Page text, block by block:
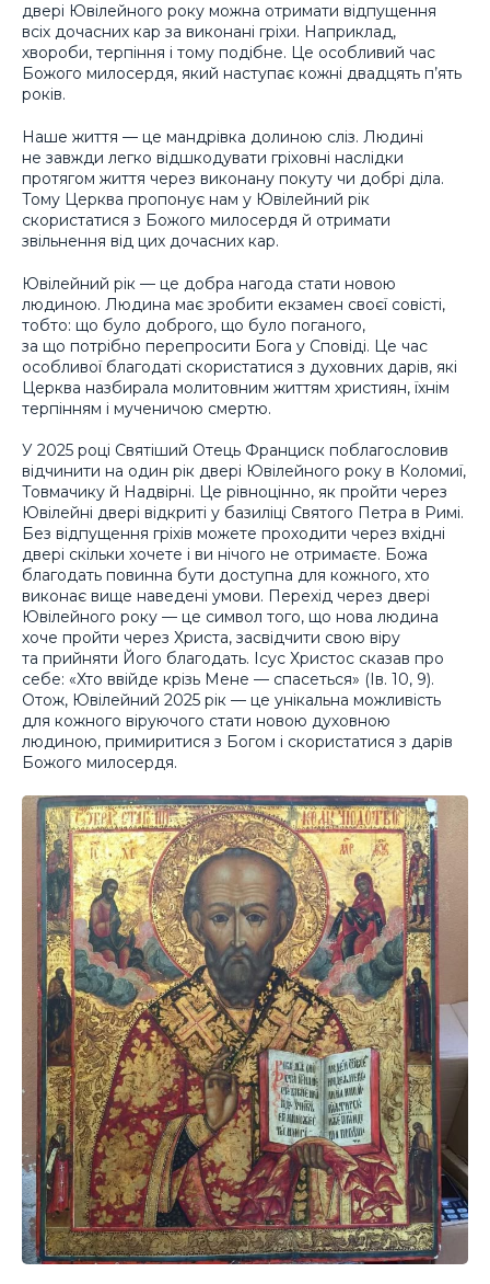
двері Ювілейного року можна отримати відпущення
всіх дочасних кар за виконані гріхи. Наприклад,
хвороби, терпіння і тому подібне. Це особливий час
Божого милосердя, який наступає кожні двадцять п’ять
років.
Наше життя — це мандрівка долиною сліз. Людині
не завжди легко відшкодувати гріховні наслідки
протягом життя через виконану покуту чи добрі діла.
Тому Церква пропонує нам у Ювілейний рік
скористатися з Божого милосердя й отримати
звільнення від цих дочасних кар.
Ювілейний рік — це добра нагода стати новою
людиною. Людина має зробити екзамен своєї совісті,
тобто: що було доброго, що було поганого,
за що потрібно перепросити Бога у Сповіді. Це час
особливої благодаті скористатися з духовних дарів, які
Церква назбирала молитовним життям християн, їхнім
терпінням і мученичою смертю.
У 2025 році Святіший Отець Франциск поблагословив
відчинити на один рік двері Ювілейного року в Коломиї,
Товмачику й Надвірні. Це рівноцінно, як пройти через
Ювілейні двері відкриті у базиліці Святого Петра в Римі.
Без відпущення гріхів можете проходити через вхідні
двері скільки хочете і ви нічого не отримаєте. Божа
благодать повинна бути доступна для кожного, хто
виконає вище наведені умови. Перехід через двері
Ювілейного року — це символ того, що нова людина
хоче пройти через Христа, засвідчити свою віру
та прийняти Його благодать. Ісус Христос сказав про
себе: «Хто ввійде крізь Мене — спасеться» (Ів. 10, 9).
Отож, Ювілейний 2025 рік — це унікальна можливість
для кожного віруючого стати новою духовною
людиною, примиритися з Богом і скористатися з дарів
Божого милосердя.